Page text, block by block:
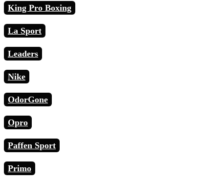
King Pro Boxing
La Sport
Leaders
Nike
OdorGone
Opro
Paffen Sport
Primo